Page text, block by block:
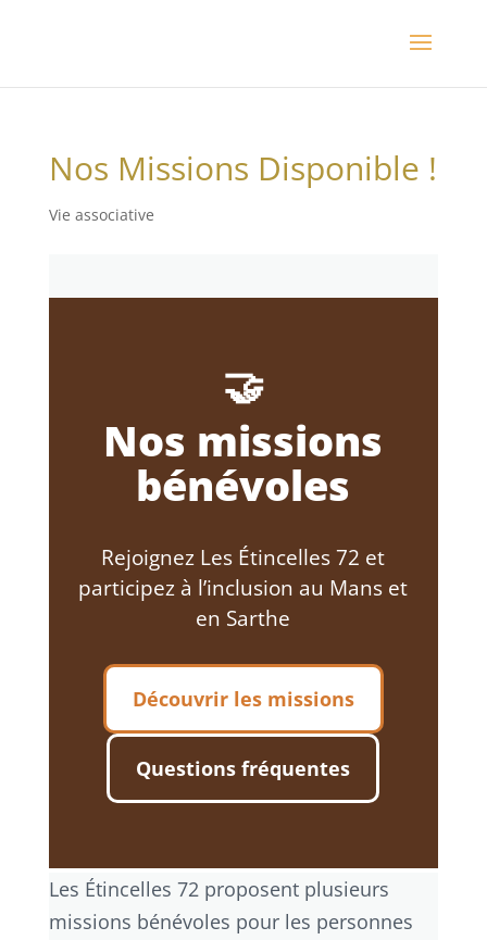
Nos Missions Disponible !
Vie associative
🤝
Nos missions
bénévoles
Rejoignez Les Étincelles 72 et
participez à l’inclusion au Mans et
en Sarthe
Découvrir les missions
Questions fréquentes
Les Étincelles 72 proposent plusieurs
missions bénévoles pour les personnes